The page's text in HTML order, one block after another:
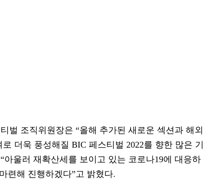
벌 조직위원장은 “올해 추가된 새로운 섹션과 해외
더욱 풍성해질 BIC 페스티벌 2022를 향한 많은 기
아울러 재확산세를 보이고 있는 코로나19에 대응하
련해 진행하겠다”고 밝혔다.